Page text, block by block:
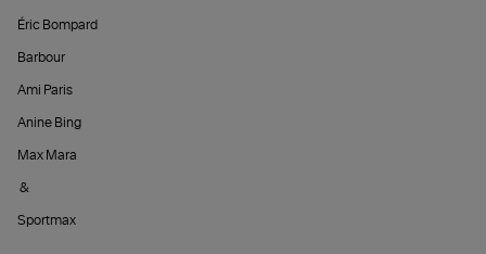
Éric Bompard
Barbour
Ami Paris
Anine Bing
Max Mara
&
Sportmax